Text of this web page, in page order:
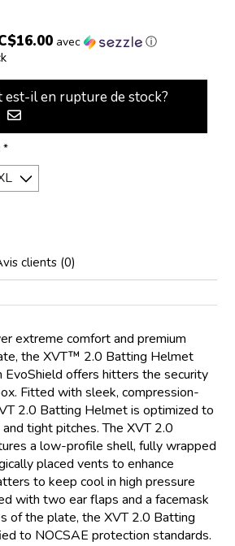
avec ⓘ
il en rupture de stock?
*
clients (0)
extreme comfort and premium
the XVT™ 2.0 Batting Helmet
EvoShield offers hitters the security
Fitted with sleek, compression-
2.0 Batting Helmet is optimized to
tight pitches. The XVT 2.0
a low-profile shell, fully wrapped
placed vents to enhance
to keep cool in high pressure
with two ear flaps and a facemask
of the plate, the XVT 2.0 Batting
to NOCSAE protection standards.